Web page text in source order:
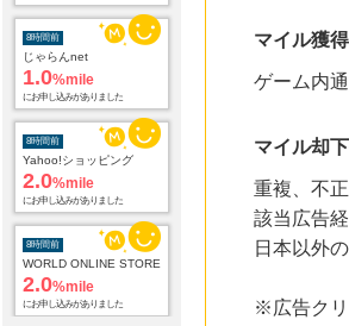
8時間前
じゃらんnet
1.0%mile
にお申し込みがありました
8時間前
Yahoo!ショッピング
2.0%mile
にお申し込みがありました
8時間前
WORLD ONLINE STORE
2.0%mile
にお申し込みがありました
マイル獲
ゲーム内
マイル却
重複、不
該当広告
日本以外
※広告クリ